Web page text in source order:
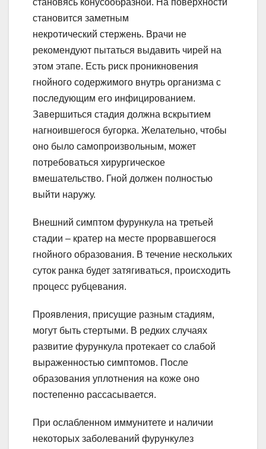
становясь конусообразной. На поверхности
становится заметным
некротический стержень. Врачи не
рекомендуют пытаться выдавить чирей на
этом этапе. Есть риск проникновения
гнойного содержимого внутрь организма с
последующим его инфицированием.
Завершиться стадия должна вскрытием
нагноившегося бугорка. Желательно, чтобы
оно было самопроизвольным, может
потребоваться хирургическое
вмешательство. Гной должен полностью
выйти наружу.
Внешний симптом фурункула на третьей
стадии – кратер на месте прорвавшегося
гнойного образования. В течение нескольких
суток ранка будет затягиваться, происходить
процесс рубцевания.
Проявления, присущие разным стадиям,
могут быть стертыми. В редких случаях
развитие фурункула протекает со слабой
выраженностью симптомов. После
образования уплотнения на коже оно
постепенно рассасывается.
При ослабленном иммунитете и наличии
некоторых заболеваний фурункулез